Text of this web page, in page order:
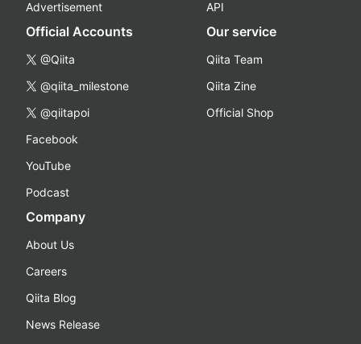
Advertisement
API
Official Accounts
@Qiita
@qiita_milestone
@qiitapoi
Facebook
YouTube
Podcast
Our service
Qiita Team
Qiita Zine
Official Shop
Company
About Us
Careers
Qiita Blog
News Release